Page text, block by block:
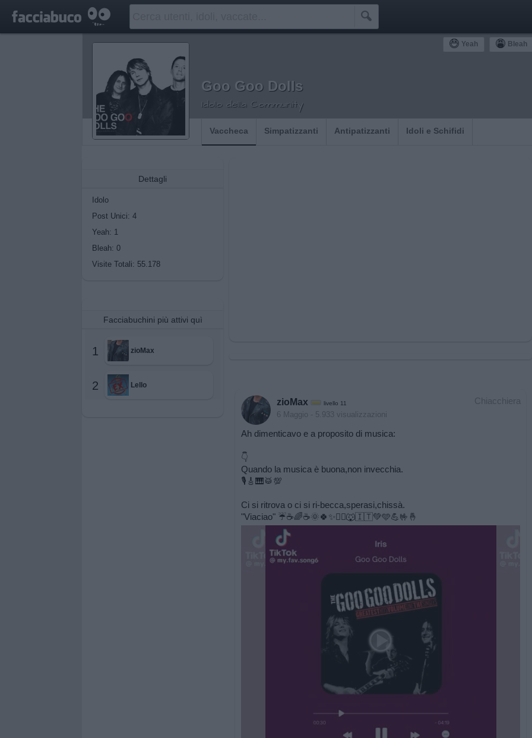

Yeah Bleah
Goo Goo Dolls
Idolo della Community
Vaccheca Simpatizzanti Antipatizzanti Idoli e Schifidi
Dettagli
Idolo
Post Unici: 4
Yeah: 1
Bleah: 0
Visite Totali: 55.178
Facciabuchini più attivi quì
1 zioMax
2 Lello
Chiacchiera
zioMax livello 11
6 Maggio - 5.933 visualizzazioni
Ah dimenticavo e a proposito di musica:
👇
Quando la musica è buona,non invecchia.
🎙🎸🎹🥁💯
Ci si ritrova o ci si ri-becca,sperasi,chissà.
"Viaciao" ☔️☕️🌈☕️🌞🍀✨️🏃‍♂️🐺🇮🇹💚🩵💪🤟🤞